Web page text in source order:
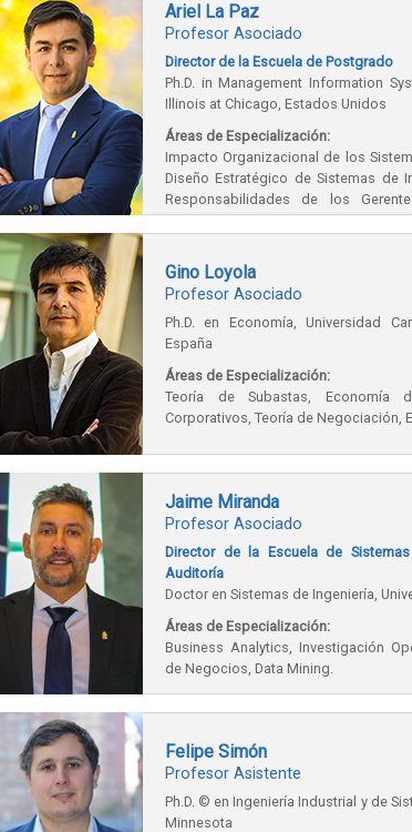
Ariel La Paz
Profesor Asociado
Director de la Escuela de Postgrado
Ph.D. in Management Information
Illinois at Chicago, Estados Unidos
Áreas de Especialización:
Impacto Organizacional de los
Diseño Estratégico de Sistemas de
Responsabilidades de los
Tecnologías, Gestión de la
Gino Loyola
Profesor Asociado
Ph.D. en Economía, Universidad
España
Áreas de Especialización:
Teoría de Subastas, Economía
Corporativos, Teoría de Negociación,
Jaime Miranda
Profesor Asociado
Director de la Escuela de
Auditoría
Doctor en Sistemas de Ingeniería,
Áreas de Especialización:
Business Analytics, Investigación
de Negocios, Data Mining.
Felipe Simón
Profesor Asistente
Ph.D. © en Ingeniería Industrial y de
Minnesota